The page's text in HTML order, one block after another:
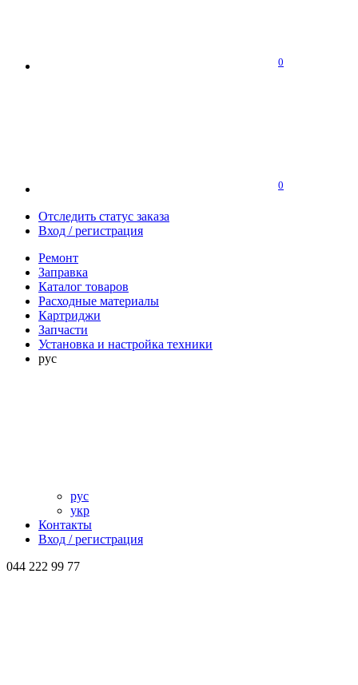
0
0
Отследить статус заказа
Вход / регистрация
Ремонт
Заправка
Каталог товаров
Расходные материалы
Картриджи
Запчасти
Установка и настройка техники
рус
рус
укр
Контакты
Вход / регистрация
044 222 99 77